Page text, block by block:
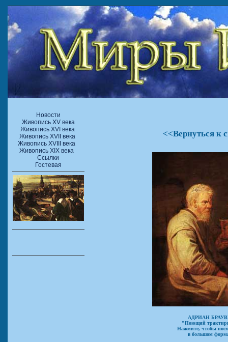
Новости
Живопись XV века
Живопись XVI века
Живопись XVII века
Живопись XVIII века
Живопись XIX века
Ссылки
Гостевая
<<Вернуться к
АДРИАН
"Поющий
Нажмите, чтобы
в большом